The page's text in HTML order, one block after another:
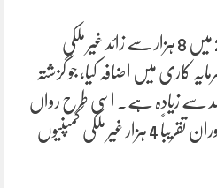
اعداد و شمار کے مطابق 2025 میں 8 ہزار سے زائد غیر ملکی
کاری میں اضافہ کیا، جو گزشتہ
مقابلے میں 10 فیصد سے زیادہ ہے۔ اسی طرح رواں
سال کے پہلے پانچ ماہ کے دوران تقریباً 4 ہزار غیر ملکی کمپنیوں